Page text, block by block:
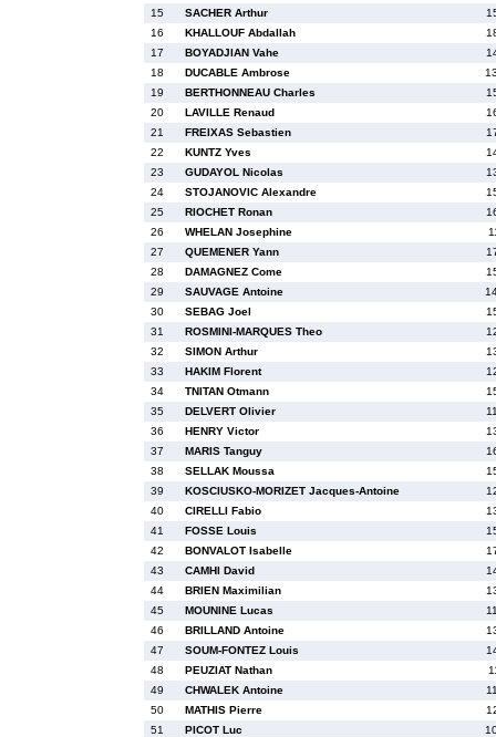
15
SACHER Arthur
16
KHALLOUF Abdallah
17
BOYADJIAN Vahe
18
DUCABLE Ambrose
19
BERTHONNEAU Charles
20
LAVILLE Renaud
21
FREIXAS Sebastien
22
KUNTZ Yves
23
GUDAYOL Nicolas
24
STOJANOVIC Alexandre
25
RIOCHET Ronan
26
WHELAN Josephine
27
QUEMENER Yann
28
DAMAGNEZ Come
29
SAUVAGE Antoine
30
SEBAG Joel
31
ROSMINI-MARQUES Theo
32
SIMON Arthur
33
HAKIM Florent
34
TNITAN Otmann
35
DELVERT Olivier
36
HENRY Victor
37
MARIS Tanguy
38
SELLAK Moussa
39
KOSCIUSKO-MORIZET Jacques-Antoine
40
CIRELLI Fabio
41
FOSSE Louis
42
BONVALOT Isabelle
43
CAMHI David
44
BRIEN Maximilian
45
MOUNINE Lucas
46
BRILLAND Antoine
47
SOUM-FONTEZ Louis
48
PEUZIAT Nathan
49
CHWALEK Antoine
50
MATHIS Pierre
51
PICOT Luc